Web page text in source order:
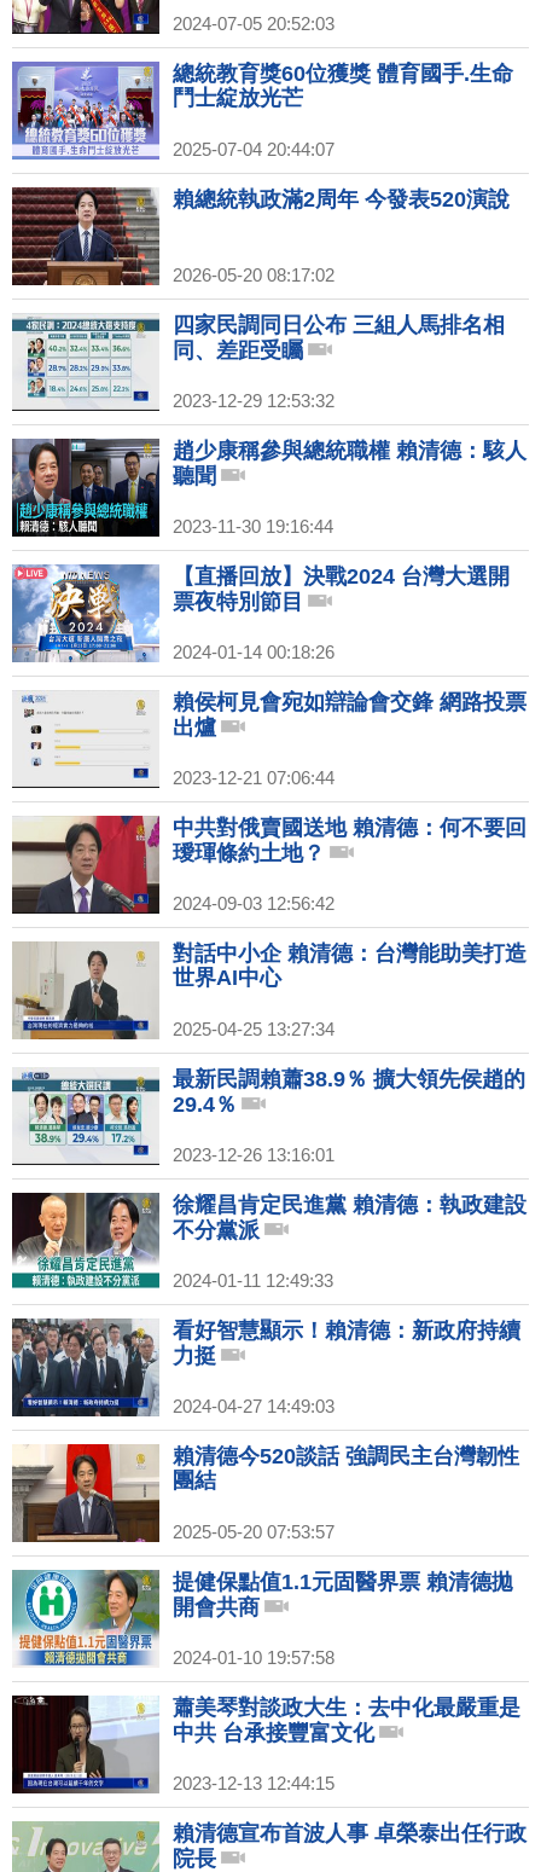
2024-07-05 20:52:03
總統教育獎60位獲獎 體育國手.生命
鬥士綻放光芒
2025-07-04 20:44:07
賴總統執政滿2周年 今發表520演說
2026-05-20 08:17:02
四家民調同日公布 三組人馬排名相
同、差距受矚
2023-12-29 12:53:32
趙少康稱參與總統職權 賴清德：駭人
聽聞
2023-11-30 19:16:44
【直播回放】決戰2024 台灣大選開
票夜特別節目
2024-01-14 00:18:26
賴侯柯見會宛如辯論會交鋒 網路投票
出爐
2023-12-21 07:06:44
中共對俄賣國送地 賴清德：何不要回
璦琿條約土地？
2024-09-03 12:56:42
對話中小企 賴清德：台灣能助美打造
世界AI中心
2025-04-25 13:27:34
最新民調賴蕭38.9％ 擴大領先侯趙的
29.4％
2023-12-26 13:16:01
徐耀昌肯定民進黨 賴清德：執政建設
不分黨派
2024-01-11 12:49:33
看好智慧顯示！賴清德：新政府持續
力挺
2024-04-27 14:49:03
賴清德今520談話 強調民主台灣韌性
團結
2025-05-20 07:53:57
提健保點值1.1元固醫界票 賴清德拋
開會共商
2024-01-10 19:57:58
蕭美琴對談政大生：去中化最嚴重是
中共 台承接豐富文化
2023-12-13 12:44:15
賴清德宣布首波人事 卓榮泰出任行政
院長